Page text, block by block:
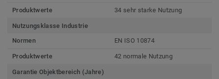
Produktwerte 34 sehr starke Nutzung
Nutzungsklasse Industrie
Normen
EN ISO 10874
Produktwerte 42 normale Nutzung
Garantie Objektbereich (Jahre)